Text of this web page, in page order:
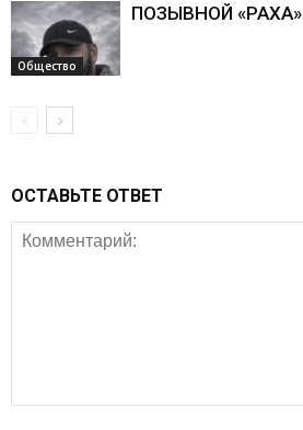
Общество
ПОЗЫВНОЙ «РАХА»
ОСТАВЬТЕ ОТВЕТ